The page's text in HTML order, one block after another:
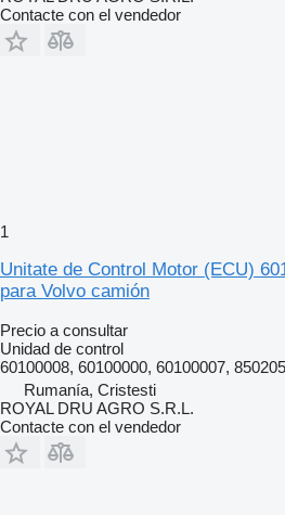
Contacte con el vendedor
1
Unitate de Control Motor (ECU)
para Volvo camión
Precio a consultar
Unidad de control
60100008, 60100000, 60100007,
Rumanía, Cristesti
ROYAL DRU AGRO S.R.L.
Contacte con el vendedor